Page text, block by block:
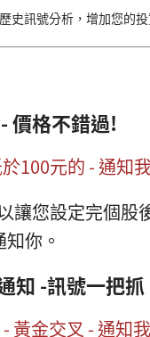
歷史訊號分析，增加您的
價格不錯過!
於100元的 - 通知
讓您設定完個股
你。
知 -訊號一把抓
- 黃金交叉 - 通知我